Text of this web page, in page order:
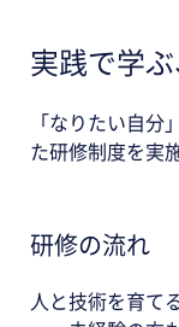
実践で学
「なりたい自分
た研修制度を実
研修の流れ
人と技術を育て